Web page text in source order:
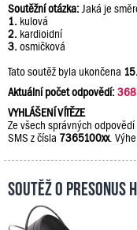
Soutěžní otázka: Jaká je
1. kulová
2. kardioidní
3. osmičková
Tato soutěž byla ukončena
Aktuální počet odpovědí:368
VYHLÁŠENÍ VÍTĚZE
Ze všech správných
SMS z čísla 7365100xx.
Soutěž o PreSonus